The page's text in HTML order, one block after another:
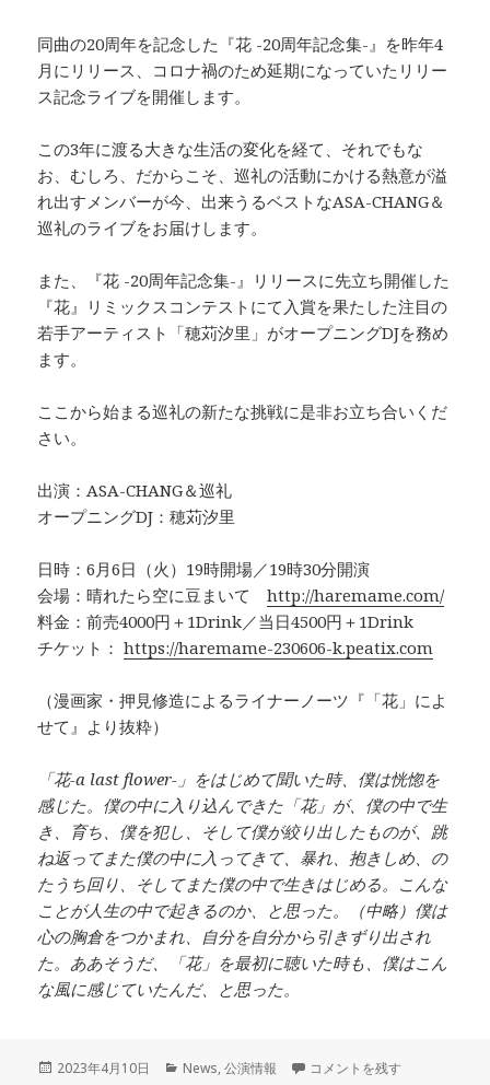
同曲の20周年を記念した『花 -20周年記念集-』を昨年4
月にリリース、コロナ禍のため延期になっていたリリー
ス記念ライブを開催します。
この3年に渡る大きな生活の変化を経て、それでもな
お、むしろ、だからこそ、巡礼の活動にかける熱意が溢
れ出すメンバーが今、出来うるベストなASA-CHANG＆
巡礼のライブをお届けします。
また、『花 -20周年記念集-』リリースに先立ち開催した
『花』リミックスコンテストにて入賞を果たした注目の
若手アーティスト「穂苅汐里」がオープニングDJを務め
ます。
ここから始まる巡礼の新たな挑戦に是非お立ち合いくだ
さい。
出演：ASA-CHANG＆巡礼
オープニングDJ：穂苅汐里
日時：6月6日（火）19時開場／19時30分開演
会場：晴れたら空に豆まいてhttp://haremame.com/
料金：前売4000円＋1Drink／当日4500円＋1Drink
チケット：https://haremame-230606-k.peatix.com
（漫画家・押見修造によるライナーノーツ『「花」によ
せて』より抜粋）
「花-a last flower-」をはじめて聞いた時、僕は恍惚を
感じた。僕の中に入り込んできた「花」が、僕の中で生
き、育ち、僕を犯し、そして僕が絞り出したものが、跳
ね返ってまた僕の中に入ってきて、暴れ、抱きしめ、の
たうち回り、そしてまた僕の中で生きはじめる。こんな
ことが人生の中で起きるのか、と思った。（中略）僕は
心の胸倉をつかまれ、自分を自分から引きずり出され
た。ああそうだ、「花」を最初に聴いた時も、僕はこん
な風に感じていたんだ、と思った。
投
2023年4月10日
カ
News,公演情報 6/6 ASA-CHANG＆巡礼 「花
コメントを残す